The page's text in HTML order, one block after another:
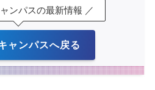
ンパスの最新情報 ／
ャンパスへ戻る